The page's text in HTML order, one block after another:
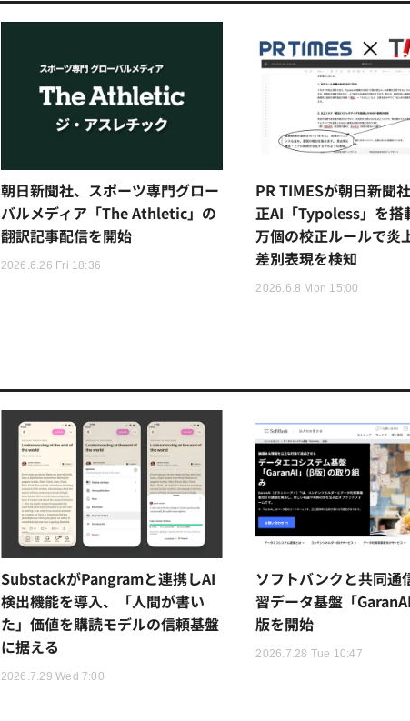
朝日新聞社、スポーツ専門グロー
バルメディア「The Athletic」の
翻訳記事配信を開始
2026.6.26 Fri 18:36
PR TIMESが朝日新聞
正AI「Typoless」を搭
万個の校正ルールで炎
差別表現を検知
2026.6.8 Mon 15:00
SubstackがPangramと連携しAI
検出機能を導入、「人間が書い
た」価値を購読モデルの信頼基盤
に据える
2026.7.29 Wed 7:00
ソフトバンクと共同通
習データ基盤「
版を開始
2026.7.28 Tue 10:47